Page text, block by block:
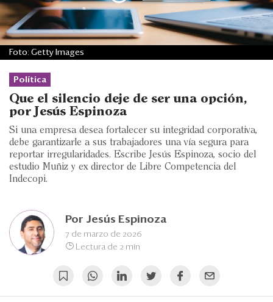
Management
Economía y Finanzas
Legal y Política
Blogs
Ranking CEO
Edición Impresa
Política
Que el silencio deje de ser una opción,
por Jesús Espinoza
Si una empresa desea fortalecer su integridad corporativa,
debe garantizarle a sus trabajadores una vía segura para
reportar irregularidades. Escribe Jesús Espinoza, socio del
estudio Muñiz y ex director de Libre Competencia del
Indecopi.
Por Jesús Espinoza
7 de marzo de 2026
Lectura de 2 min
Foto: Getty Images